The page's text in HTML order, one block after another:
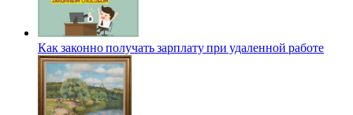
Как законно получать зарплату при удаленной работе